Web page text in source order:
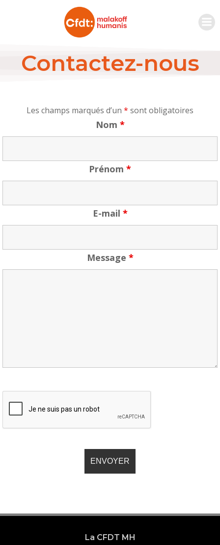
Contactez-nous
Les champs marqués d’un * sont obligatoires
Nom *
Prénom *
E-mail *
Message *
La CFDT MH